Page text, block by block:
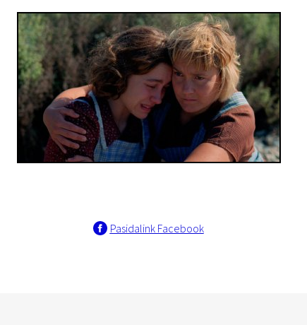
Pasidalink Facebook